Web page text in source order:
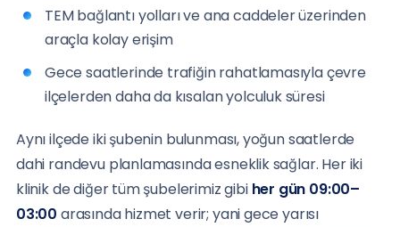
TEM bağlantı yolları ve ana caddeler üzerinden
araçla kolay erişim
Gece saatlerinde trafiğin rahatlamasıyla çevre
ilçelerden daha da kısalan yolculuk süresi
Aynı ilçede iki şubenin bulunması, yoğun saatlerde
dahi randevu planlamasında esneklik sağlar. Her iki
klinik de diğer tüm şubelerimiz gibi her gün 09:00–
03:00 arasında hizmet verir; yani gece yarısı